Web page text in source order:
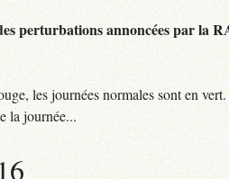
perturbations annoncées par la
les journées normales sont en
la journée...